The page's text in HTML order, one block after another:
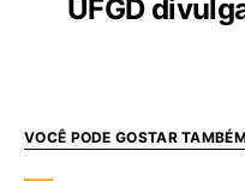
UFGD
VOCÊ PODE GOSTAR